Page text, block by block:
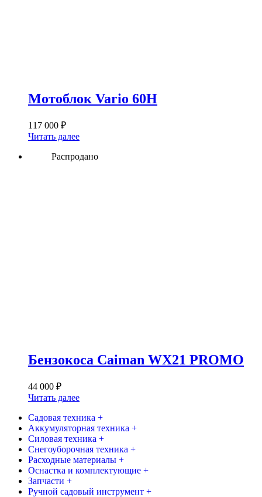
Мотоблок Vario 60H
117 000 ₽
Читать далее
Распродано
Бензокоса Caiman WX21 PROMO
44 000 ₽
Читать далее
Садовая техника +
Аккумуляторная техника +
Силовая техника +
Снегоуборочная техника +
Расходные материалы +
Оснастка и комплектующие +
Запчасти +
Ручной садовый инструмент +